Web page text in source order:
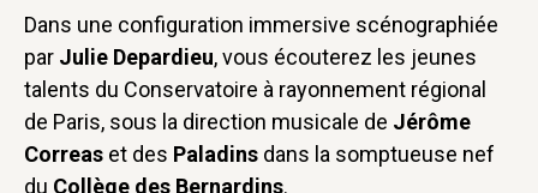
Dans une configuration immersive scénographiée
par Julie Depardieu, vous écouterez les jeunes
talents du Conservatoire à rayonnement régional
de Paris, sous la direction musicale de Jérôme
Correas et des Paladins dans la somptueuse nef
du Collège des Bernardins.